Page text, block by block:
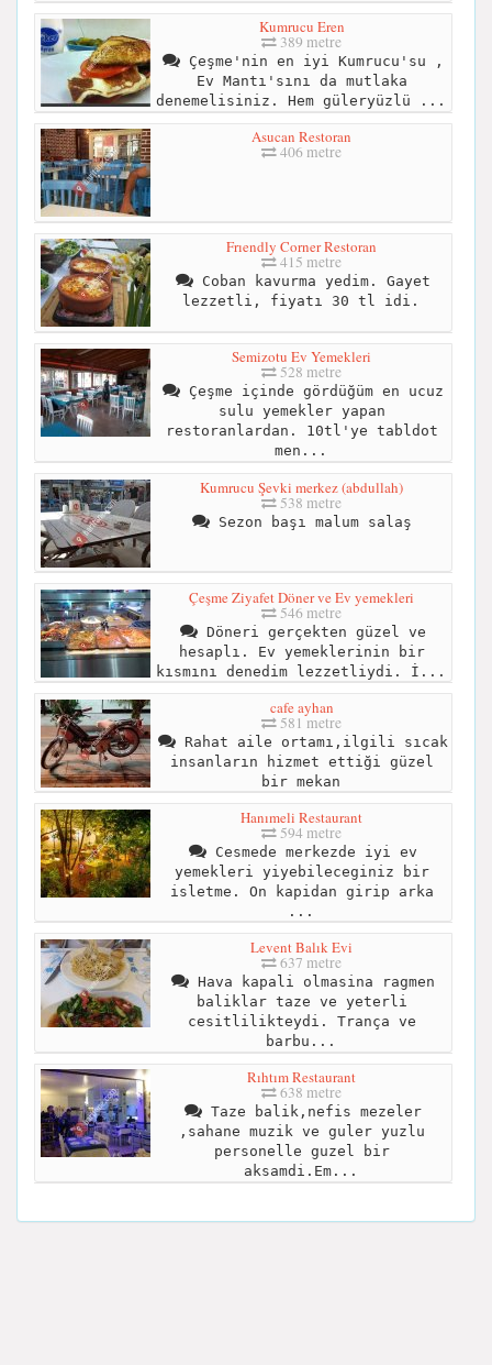
Kumrucu Eren
389 metre
Çeşme'nin en iyi Kumrucu'su ,
Ev Mantı'sını da mutlaka
denemelisiniz. Hem güleryüzlü ...
Asucan Restoran
406 metre
Frıendly Corner Restoran
415 metre
Coban kavurma yedim. Gayet
lezzetli, fiyatı 30 tl idi.
Semizotu Ev Yemekleri
528 metre
Çeşme içinde gördüğüm en ucuz
sulu yemekler yapan
restoranlardan. 10tl'ye tabldot
men...
Kumrucu Şevki merkez (abdullah)
538 metre
Sezon başı malum salaş
Çeşme Ziyafet Döner ve Ev yemekleri
546 metre
Döneri gerçekten güzel ve
hesaplı. Ev yemeklerinin bir
kısmını denedim lezzetliydi. İ...
cafe ayhan
581 metre
Rahat aile ortamı,ilgili sıcak
insanların hizmet ettiği güzel
bir mekan
Hanımeli Restaurant
594 metre
Cesmede merkezde iyi ev
yemekleri yiyebileceginiz bir
isletme. On kapidan girip arka
...
Levent Balık Evi
637 metre
Hava kapali olmasina ragmen
baliklar taze ve yeterli
cesitlilikteydi. Trança ve
barbu...
Rıhtım Restaurant
638 metre
Taze balik,nefis mezeler
,sahane muzik ve guler yuzlu
personelle guzel bir
aksamdi.Em...